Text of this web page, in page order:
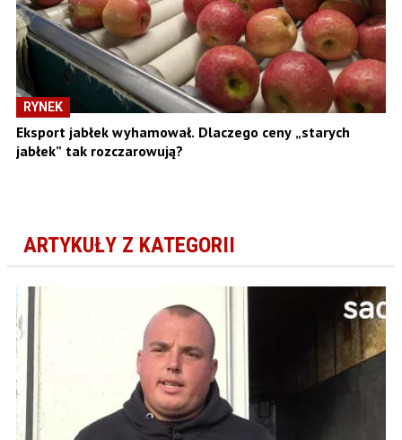
RYNEK
Eksport jabłek wyhamował. Dlaczego ceny „starych
jabłek” tak rozczarowują?
ARTYKUŁY Z KATEGORII